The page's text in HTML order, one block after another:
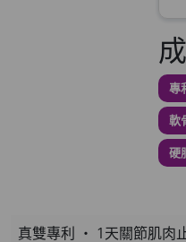
專
軟
硬
真雙專利 ‧ 1天關節肌肉